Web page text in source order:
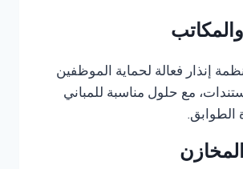
إنذار فعالة لحماية الموظفين
مع حلول مناسبة للمباني
الطوابق.